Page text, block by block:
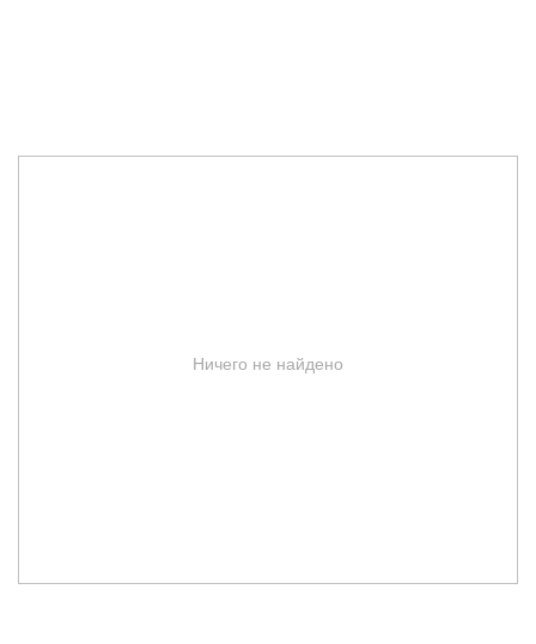
Ничего не найдено